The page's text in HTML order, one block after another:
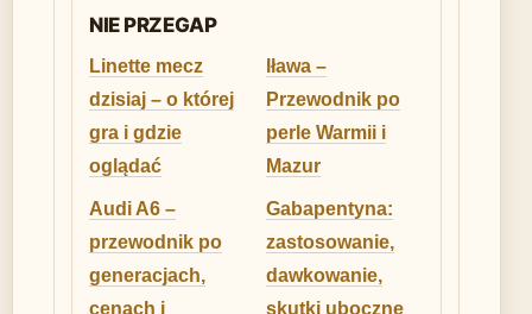
NIE PRZEGAP
Linette mecz
dzisiaj – o której
gra i gdzie
oglądać
Iława –
Przewodnik po
perle Warmii i
Mazur
Audi A6 –
przewodnik po
generacjach,
cenach i
Gabapentyna:
zastosowanie,
dawkowanie,
skutki uboczne